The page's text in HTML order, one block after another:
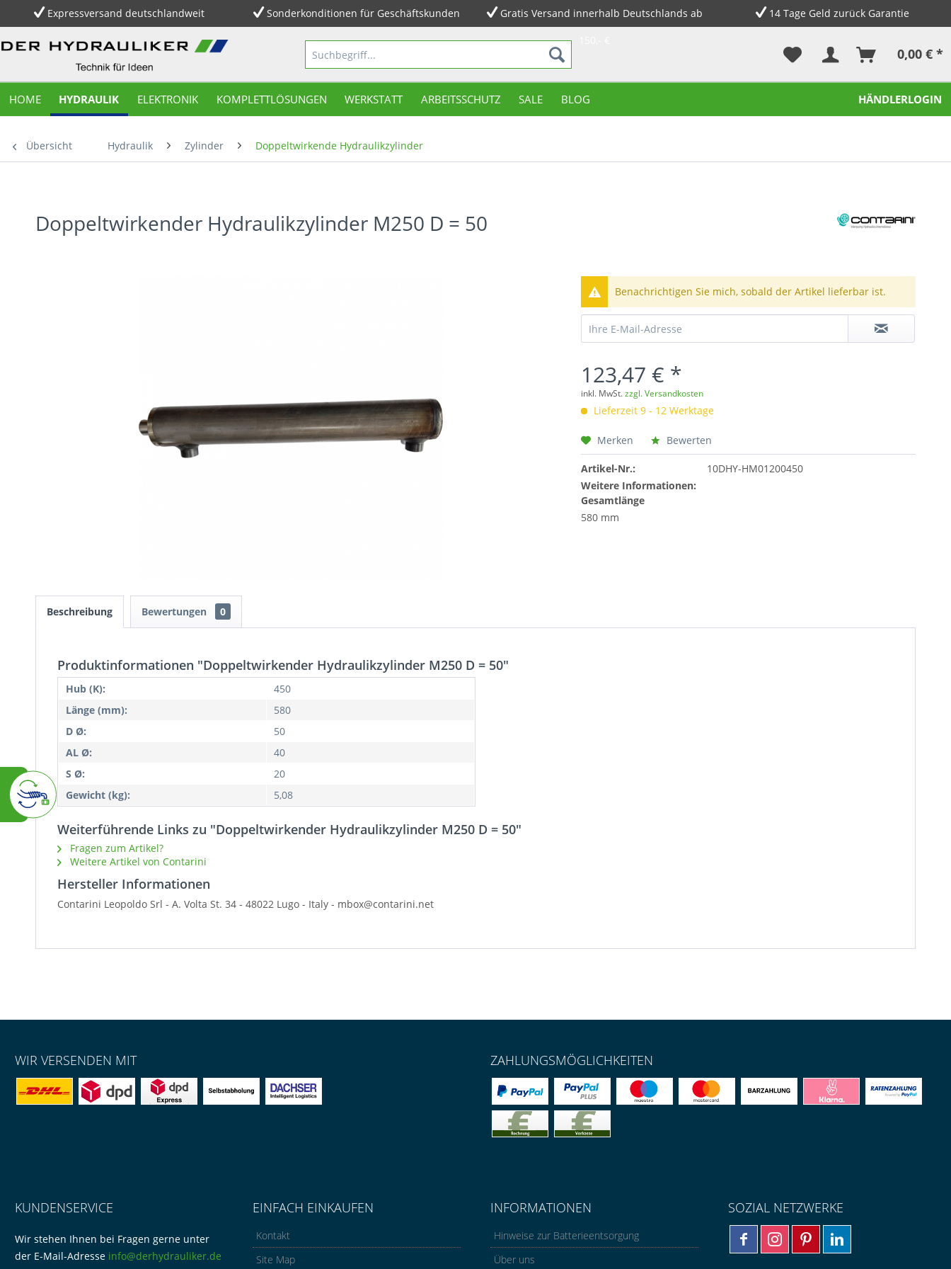
Expressversand deutschlandweit Sonderkonditionen für Geschäftskunden
Gratis Versand innerhalb Deutschlands ab
14 Tage Geld zurück Garantie
0,00 € *
HOME HYDRAULIK ELEKTRONIK KOMPLETTLÖSUNGEN WERKSTATT ARBEITSSCHUTZ SALE BLOG HÄNDLERLOGIN
Übersicht Hydraulik Zylinder Doppeltwirkende Hydraulikzylinder
Doppeltwirkender Hydraulikzylinder M250 D = 50
Benachrichtigen Sie mich, sobald der Artikel lieferbar ist.
123,47 € *
inkl. MwSt.zzgl. Versandkosten
Lieferzeit 9 - 12 Werktage
Merken Bewerten
Artikel-Nr.:
10DHY-HM01200450
Weitere Informationen:
Gesamtlänge
580 mm
Beschreibung Bewertungen 0
Produktinformationen "Doppeltwirkender Hydraulikzylinder M250 D = 50"
Hub (K):
450
Länge (mm):
580
D Ø:
50
AL Ø:
40
S Ø:
20
Gewicht (kg):
5,08
Weiterführende Links zu "Doppeltwirkender Hydraulikzylinder M250 D = 50"
Fragen zum Artikel?
Weitere Artikel von Contarini
Hersteller Informationen
Contarini Leopoldo Srl - A. Volta St. 34 - 48022 Lugo - Italy - mbox@contarini.net
WIR VERSENDEN MIT ZAHLUNGSMÖGLICHKEITEN
KUNDENSERVICE
Wir stehen Ihnen bei Fragen gerne unter
der E-Mail-Adresse info@derhydrauliker.de
EINFACH EINKAUFEN
Kontakt
Site Map
INFORMATIONEN
Hinweise zur Batterieentsorgung
Über uns
SOZIAL NETZWERKE